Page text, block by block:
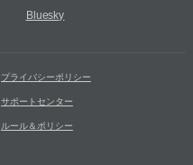
Bluesky
プライバシーポリシー
サポートセンター
ルール＆ポリシー